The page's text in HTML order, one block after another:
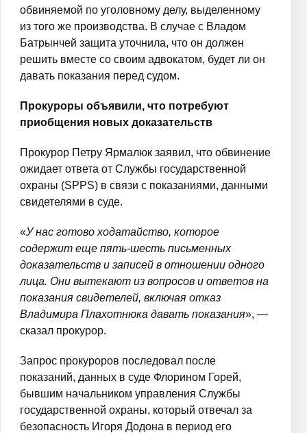
обвиняемой по уголовному делу, выделенному
из того же производства. В случае с Владом
Батрынчей защита уточнила, что он должен
решить вместе со своим адвокатом, будет ли он
давать показания перед судом.
Прокуроры объявили, что потребуют
приобщения новых доказательств
Прокурор Петру Ярмалюк заявил, что обвинение
ожидает ответа от Службы государственной
охраны (SPPS) в связи с показаниями, данными
свидетелями в суде.
«У нас готово ходатайство, которое
содержит еще пять-шесть письменных
доказательств и записей в отношении одного
лица. Они вытекают из вопросов и ответов на
показания свидетелей, включая отказ
Владимира Плахотнюка давать показания», —
сказал прокурор.
Запрос прокуроров последовал после
показаний, данных в суде Флорином Горей,
бывшим начальником управления Службы
государственной охраны, который отвечал за
безопасность Игоря Додона в период его